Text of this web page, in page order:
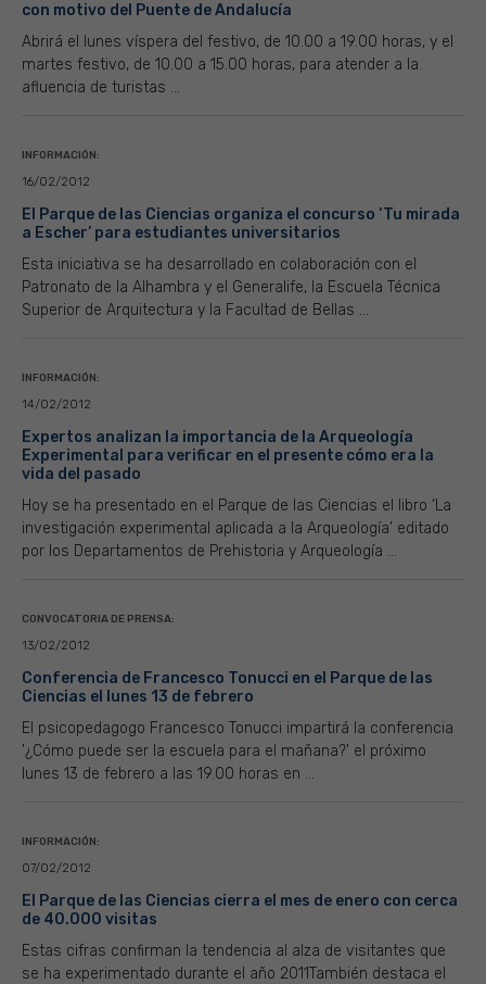
con motivo del Puente de Andalucía
Abrirá el lunes víspera del festivo, de 10.00 a 19.00 horas, y el
martes festivo, de 10.00 a 15.00 horas, para atender a la
afluencia de turistas ...
INFORMACIÓN:
16/02/2012
El Parque de las Ciencias organiza el concurso ‘Tu mirada
a Escher’ para estudiantes universitarios
Esta iniciativa se ha desarrollado en colaboración con el
Patronato de la Alhambra y el Generalife, la Escuela Técnica
Superior de Arquitectura y la Facultad de Bellas ...
INFORMACIÓN:
14/02/2012
Expertos analizan la importancia de la Arqueología
Experimental para verificar en el presente cómo era la
vida del pasado
Hoy se ha presentado en el Parque de las Ciencias el libro ‘La
investigación experimental aplicada a la Arqueología’ editado
por los Departamentos de Prehistoria y Arqueología ...
CONVOCATORIA DE PRENSA:
13/02/2012
Conferencia de Francesco Tonucci en el Parque de las
Ciencias el lunes 13 de febrero
El psicopedagogo Francesco Tonucci impartirá la conferencia
'¿Cómo puede ser la escuela para el mañana?' el próximo
lunes 13 de febrero a las 19.00 horas en ...
INFORMACIÓN:
07/02/2012
El Parque de las Ciencias cierra el mes de enero con cerca
de 40.000 visitas
Estas cifras confirman la tendencia al alza de visitantes que
se ha experimentado durante el año 2011También destaca el